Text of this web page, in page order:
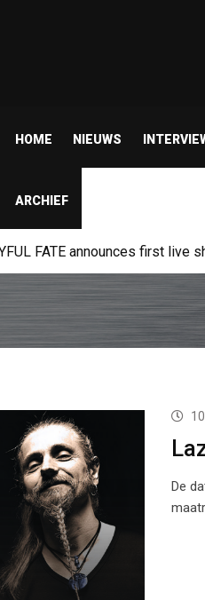
HOME NIEUWS
ARCHIEF
CHANNEL release “Diana” /
De